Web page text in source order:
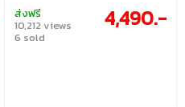
ส่งฟรี
10,212 views
6 sold
4,490.-